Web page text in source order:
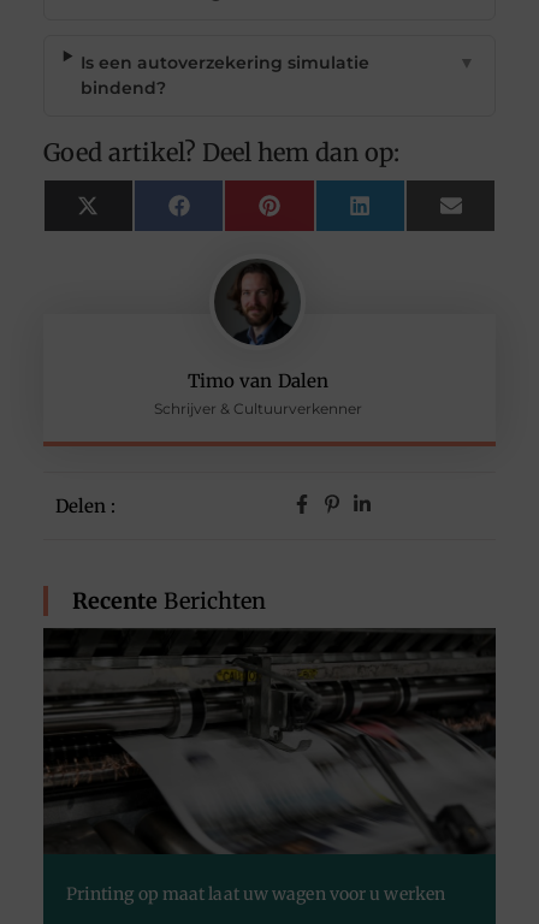
Timo van Dalen
Schrijver & Cultuurverkenner
Delen :
Recente Berichten
Printing op maat laat uw wagen voor u werken
Is een autoverzekering simulatie
bindend?
▼
Goed artikel? Deel hem dan op:
X
(Twitter)
FacebookPinterest LinkedIn Email